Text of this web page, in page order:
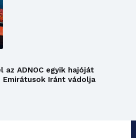
az ADNOC egyik hajóját
Emirátusok Iránt vádolja